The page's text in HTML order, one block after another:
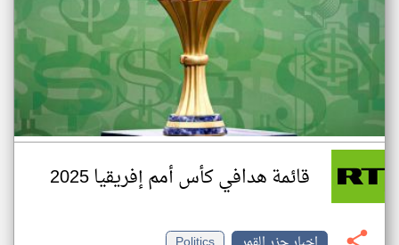
قائمة هدافي كأس أمم إفريقيا 2025